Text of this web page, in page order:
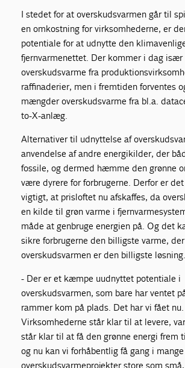
I stedet for at overskudsvarmen går til
en omkostning for virksomhederne, er
potentiale for at udnytte den
fjernvarmenettet. Der kommer i dag især
overskudsvarme fra
raffinaderier, men i fremtiden forventes
mængder overskudsvarme fra bl.a.
to-X-anlæg.
Alternativer til udnyttelse af
anvendelse af andre energikilder, der
fossile, og dermed hæmme den grønne
være dyrere for forbrugerne. Derfor er
vigtigt, at prisloftet nu afskaffes, da
en kilde til grøn varme i
måde at genbruge energien på. Og det
sikre forbrugerne den billigste varme,
overskudsvarmen er den billigste løsning.
- Der er et kæmpe uudnyttet potentiale i
overskudsvarmen, som bare har ventet
rammer kom på plads. Det har vi fået nu.
Virksomhederne står klar til at levere,
står klar til at få den grønne energi frem
og nu kan vi forhåbentlig få gang i
overskudsvarmeprojekter store som